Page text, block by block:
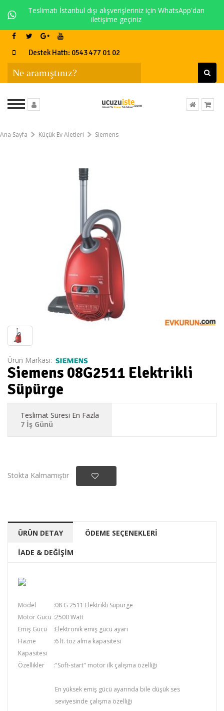
Teslimatı İstanbul dışı alışverişleriniz için WhatsApp'dan
iletişime geçiniz
Destek Hattı: 0543 477 01 02
Ana Sayfa Küçük Ev Aletleri Siemens
Ürün Markası:
Siemens 08G2511 Elektrikli
Süpürge
Teslimat Süresi En Fazla
7 İş Günü
Stokta Kalmamıştır
ÜRÜN DETAY ÖDEME SEÇENEKLERİ
İADE & DEĞİŞİM
Model :08 G 2511 Elektrikli Süpürge
Motor Gücü :2500 Watt
Emiş Gücü
:Elektronik emiş gücü ayarı
Hazne
Kapasitesi
:6 lt. toz alma kapasitesi
Özellikler :"Soft-start" motor ilk çalışma özelliği
En yüksek emiş gücü ayarında bile düşük ses
seviyesinde çalışma özelliği